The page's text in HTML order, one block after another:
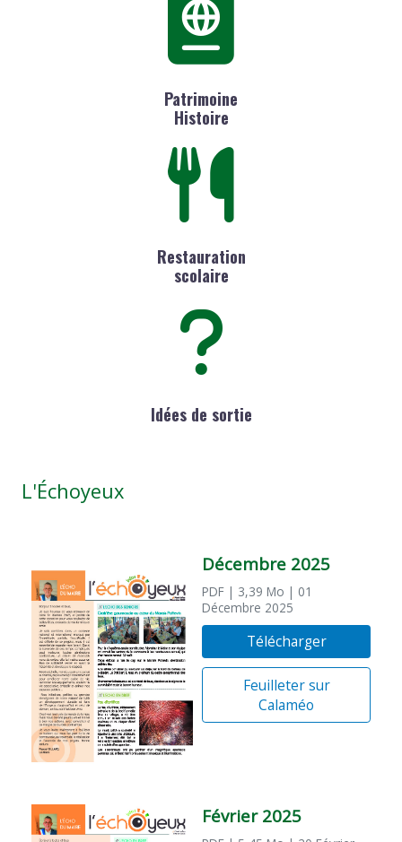
Patrimoine
Histoire
Restauration
scolaire
Idées de sortie
L'Échoyeux
Décembre 2025
PDF | 3,39 Mo | 01
Décembre 2025
Télécharger
Feuilleter sur
Calaméo
Février 2025